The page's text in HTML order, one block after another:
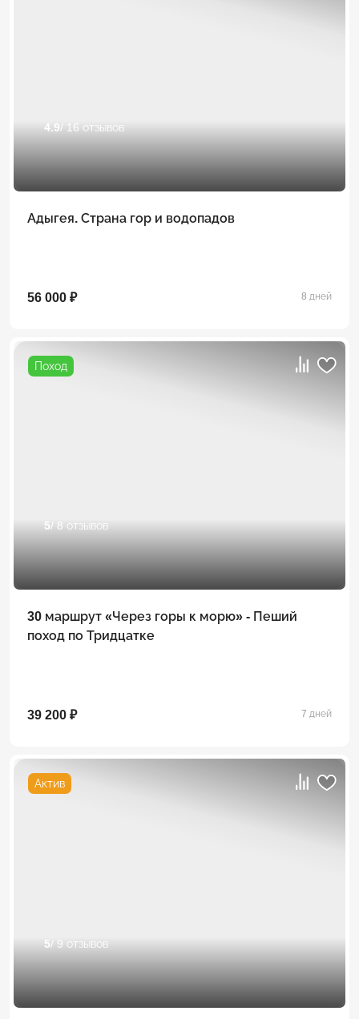
4.9 / 16 отзывов
Адыгея. Страна гор и водопадов
56 000 ₽ 8 дней
Поход
5/ 8 отзывов
30 маршрут «Через горы к морю» - Пеший
поход по Тридцатке
39 200 ₽ 7 дней
Актив
5/ 9 отзывов